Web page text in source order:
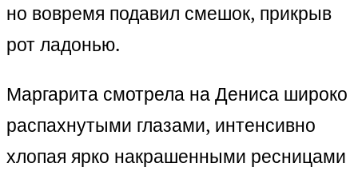
но вовремя подавил смешок, прикрыв
рот ладонью.
Маргарита смотрела на Дениса широко
распахнутыми глазами, интенсивно
хлопая ярко накрашенными ресницами